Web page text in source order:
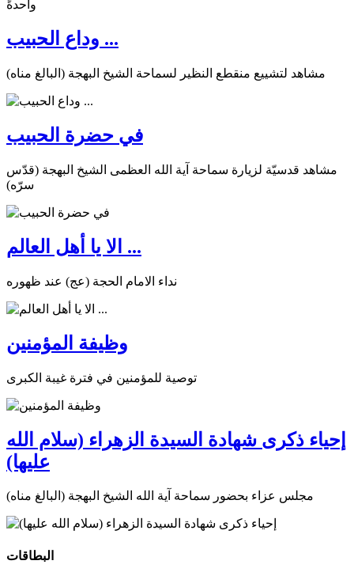
وداع الحبيب ...
مشاهد لتشييع منقطع النظير لسماحة الشيخ البهجة (البالغ مناه)
في حضرة الحبيب
مشاهد قدسيّة لزيارة سماحة آية الله العظمى الشيخ البهجة (قدّس
سرّه)
الا يا أهل العالم ...
نداء الامام الحجة (عج) عند ظهوره
وظيفة المؤمنين
توصية للمؤمنين في فترة غيبة الكبرى
إحياء ذكرى شهادة السيدة الزهراء (سلام الله
عليها)
مجلس عزاء بحضور سماحة آية الله الشيخ البهجة (البالغ مناه)
البطاقات